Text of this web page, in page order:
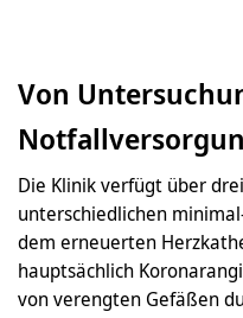
Von
Die Klinik verfügt über
unterschiedlichen
dem erneuerten
hauptsächlich
von verengten Gefäßen